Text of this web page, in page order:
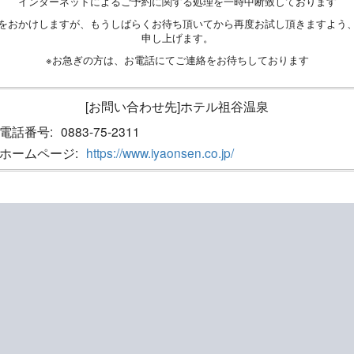
おかけしますが、もうしばらくお待ち頂いてから再度お試し頂きますよう
申し上げます。
※お急ぎの方は、お電話にてご連絡をお待ちしております
[お問い合わせ先]ホテル祖谷温泉
電話番号: 0883-75-2311
ホームページ: https://www.iyaonsen.co.jp/